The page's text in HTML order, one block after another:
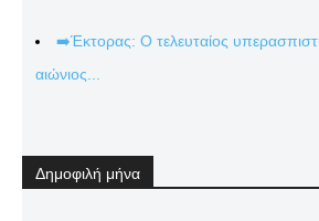
➡️Έκτορας: Ο τελευταίος
αιώνιος...
Δημοφιλή μήνα